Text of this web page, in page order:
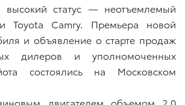
высокий статус — неотъемлемый
Toyota Camry. Премьера новой
и объявление о старте продаж
дилеров и уполномоченных
состоялись на Московском
двигателем объемом 2.0